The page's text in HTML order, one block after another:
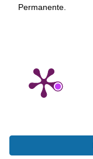
Permanente.
Enviar